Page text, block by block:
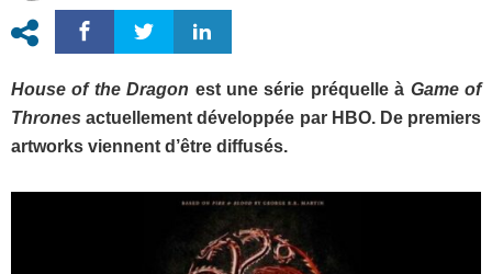
House of the Dragon est une série préquelle à Game of
Thrones actuellement développée par HBO. De premiers
artworks viennent d’être diffusés.